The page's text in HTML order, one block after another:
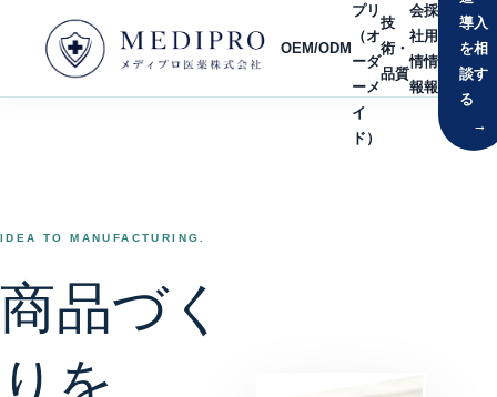
OEM/ODM
プリ
（オ
ーダ
ーメ
イ
ド）
技
術・
品質
会
社
情
報
採
用
情
報
導入
を相
談す
る
→
IDEA TO MANUFACTURING.
商品づく
りを、